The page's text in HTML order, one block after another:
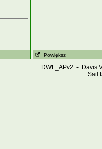
Powiększ
DWL_APv2 - Davis
Sail